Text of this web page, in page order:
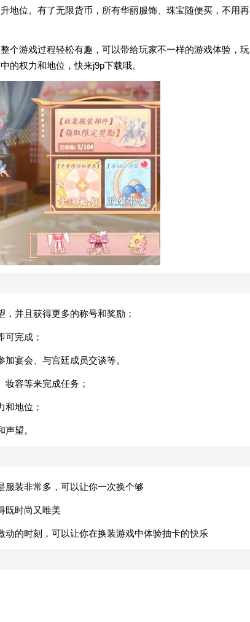
地位。有了无限货币，所有华丽服饰、珠宝随便买，不用再
个游戏过程轻松有趣，可以带给玩家不一样的游戏体验，玩
的权力和地位，快来j9p下载哦。
并且获得更多的称号和奖励；
可完成；
宴会、与宫廷成员交谈等。
容等来完成任务；
和地位；
望。
服装非常多，可以让你一次换个够
既时尚又唯美
的时刻，可以让你在换装游戏中体验抽卡的快乐